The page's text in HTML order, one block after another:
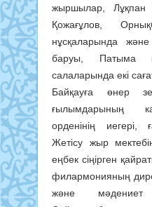
жыршылар, Лұқпан
Қожағұлов,
нұсқаларында
баруы, Патыма
салаларында екі
Байқауға өнер
ғылымдарының
орденінің иегері,
Жетісу жыр
еңбек сіңірген
филармонияның
және мәдениет